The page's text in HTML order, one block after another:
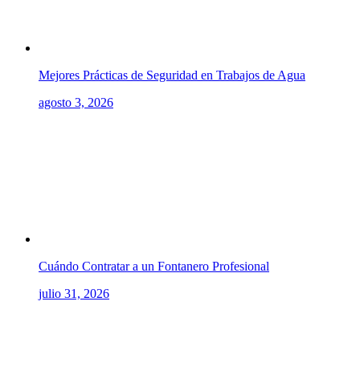
Mejores Prácticas de Seguridad en Trabajos de Agua
agosto 3, 2026
Cuándo Contratar a un Fontanero Profesional
julio 31, 2026